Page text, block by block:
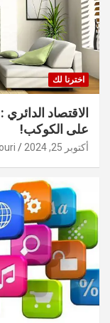
اخترنا لك
الاقتصاد
على الكوكب!
أكتوبر 25, 2024